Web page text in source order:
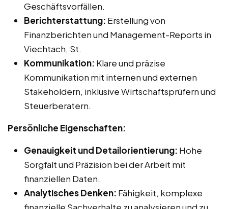
Geschäftsvorfällen.
Berichterstattung: Erstellung von
Finanzberichten und Management-Reports in
Viechtach, St.
Kommunikation: Klare und präzise
Kommunikation mit internen und externen
Stakeholdern, inklusive Wirtschaftsprüfern und
Steuerberatern.
Persönliche Eigenschaften:
Genauigkeit und Detailorientierung: Hohe
Sorgfalt und Präzision bei der Arbeit mit
finanziellen Daten.
Analytisches Denken: Fähigkeit, komplexe